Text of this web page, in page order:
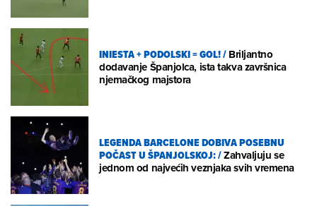
INIESTA + PODOLSKI = GOL!/Briljantno
dodavanje Španjolca, ista takva završnica
njemačkog majstora
LEGENDA BARCELONE DOBIVA POSEBNU
POČAST U ŠPANJOLSKOJ:/Zahvaljuju se
jednom od najvećih veznjaka svih vremena